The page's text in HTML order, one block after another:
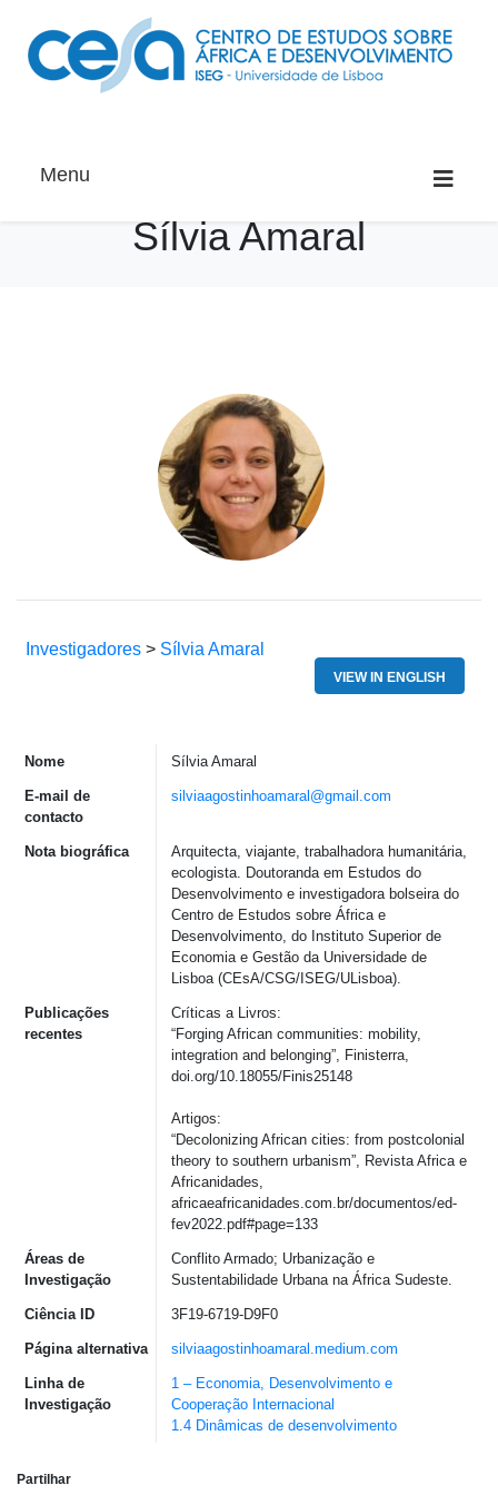
Menu
Sílvia Amaral
Investigadores > Sílvia Amaral
VIEW IN ENGLISH
Nome Sílvia Amaral
E-mail de
contacto
silviaagostinhoamaral@gmail.com
Nota biográfica
Arquitecta, viajante, trabalhadora humanitária,
ecologista. Doutoranda em Estudos do
Desenvolvimento e investigadora bolseira do
Centro de Estudos sobre África e
Desenvolvimento, do Instituto Superior de
Economia e Gestão da Universidade de
Lisboa (CEsA/CSG/ISEG/ULisboa).
Publicações
recentes
Críticas a Livros:
“Forging African communities: mobility,
integration and belonging”, Finisterra,
doi.org/10.18055/Finis25148
Artigos:
“Decolonizing African cities: from postcolonial
theory to southern urbanism”, Revista Africa e
Africanidades,
africaeafricanidades.com.br/documentos/ed-
fev2022.pdf#page=133
Áreas de
Investigação
Conflito Armado; Urbanização e
Sustentabilidade Urbana na África Sudeste.
Ciência ID 3F19-6719-D9F0
Página alternativa silviaagostinhoamaral.medium.com
Linha de
Investigação
1 – Economia, Desenvolvimento e
Cooperação Internacional
1.4 Dinâmicas de desenvolvimento
Partilhar